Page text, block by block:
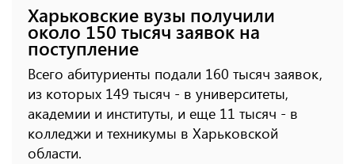
Харьковские вузы получили
около 150 тысяч заявок на
поступление
Всего абитуриенты подали 160 тысяч заявок,
из которых 149 тысяч - в университеты,
академии и институты, и еще 11 тысяч - в
колледжи и техникумы в Харьковской
области.